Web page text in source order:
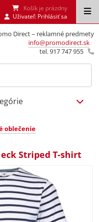
Direct – reklamné predmety
info@promodirect.sk
tel. 917 747 955
Košík je prázdny
Uživateľ: Prihlásiť sa
oblečenie
Striped T-shirt